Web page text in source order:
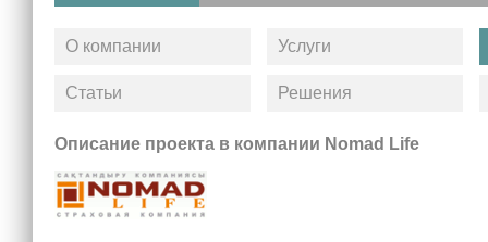
О компании
Статьи
Услуги
Решения
Описание проекта в компании Nomad Life